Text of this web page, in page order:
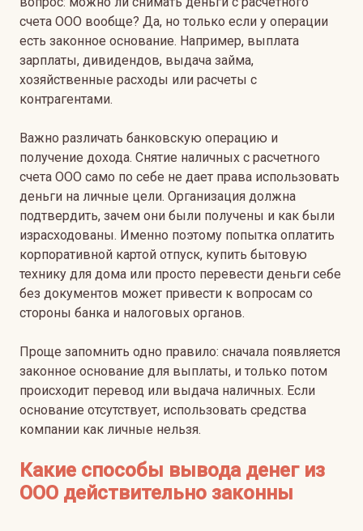
счета ООО вообще? Да, но только если у операции
есть законное основание. Например, выплата
зарплаты, дивидендов, выдача займа,
хозяйственные расходы или расчеты с
контрагентами.
Важно различать банковскую операцию и
получение дохода. Снятие наличных с расчетного
счета ООО само по себе не дает права использовать
деньги на личные цели. Организация должна
подтвердить, зачем они были получены и как были
израсходованы. Именно поэтому попытка оплатить
корпоративной картой отпуск, купить бытовую
технику для дома или просто перевести деньги себе
без документов может привести к вопросам со
стороны банка и налоговых органов.
Проще запомнить одно правило: сначала появляется
законное основание для выплаты, и только потом
происходит перевод или выдача наличных. Если
основание отсутствует, использовать средства
компании как личные нельзя.
Какие способы вывода денег из
ООО действительно законны